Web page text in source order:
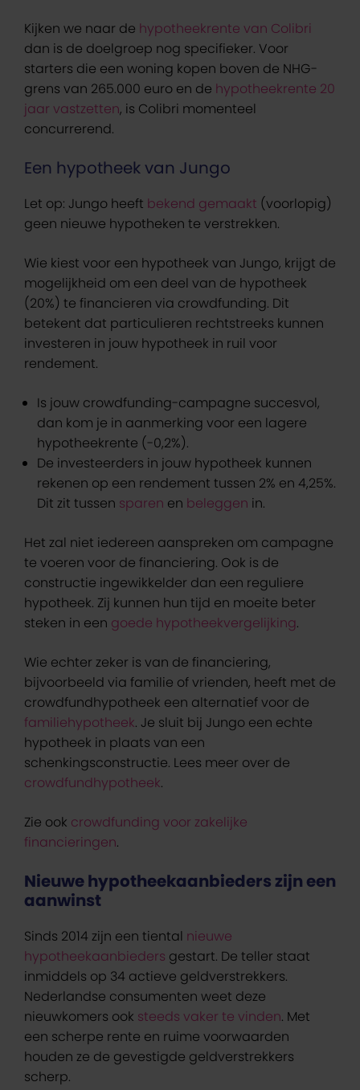
Kijken we naar de hypotheekrente van Colibri
dan is de doelgroep nog specifieker. Voor
starters die een woning kopen boven de NHG-
grens van 265.000 euro en de hypotheekrente 20
jaar vastzetten, is Colibri momenteel
concurrerend.
Een hypotheek van Jungo
Let op: Jungo heeft bekend gemaakt (voorlopig)
geen nieuwe hypotheken te verstrekken.
Wie kiest voor een hypotheek van Jungo, krijgt de
mogelijkheid om een deel van de hypotheek
(20%) te financieren via crowdfunding. Dit
betekent dat particulieren rechtstreeks kunnen
investeren in jouw hypotheek in ruil voor
rendement.
Is jouw crowdfunding-campagne succesvol,
dan kom je in aanmerking voor een lagere
hypotheekrente (-0,2%).
De investeerders in jouw hypotheek kunnen
rekenen op een rendement tussen 2% en 4,25%.
Dit zit tussen sparen en beleggen in.
Het zal niet iedereen aanspreken om campagne
te voeren voor de financiering. Ook is de
constructie ingewikkelder dan een reguliere
hypotheek. Zij kunnen hun tijd en moeite beter
steken in een goede hypotheekvergelijking.
Wie echter zeker is van de financiering,
bijvoorbeeld via familie of vrienden, heeft met de
crowdfundhypotheek een alternatief voor de
familiehypotheek. Je sluit bij Jungo een echte
hypotheek in plaats van een
schenkingsconstructie. Lees meer over de
crowdfundhypotheek.
Zie ook crowdfunding voor zakelijke
financieringen.
Nieuwe hypotheekaanbieders zijn een
aanwinst
Sinds 2014 zijn een tiental nieuwe
hypotheekaanbieders gestart. De teller staat
inmiddels op 34 actieve geldverstrekkers.
Nederlandse consumenten weet deze
nieuwkomers ook steeds vaker te vinden. Met
een scherpe rente en ruime voorwaarden
houden ze de gevestigde geldverstrekkers
scherp.